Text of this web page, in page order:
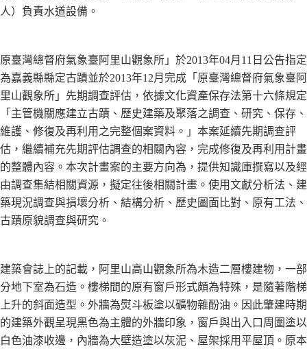
人）負責水道設備。
原臺灣總督府氣象臺阿里山觀象所」於2013年04月11日公告指定
為嘉義縣縣定古蹟並於2013年12月完成「原臺灣總督府氣象臺阿
里山觀象所」先期調查評估，依據文化資產保存法第十六條規定
「主管機關應建立古蹟、歷史建築及聚落之調查、研究、保存、
維護、修復及再利用之完整個案資料。」本案延續先期調查評
估，繼續補充先期評估調查的相關內容，完成修復及再利用計畫
的整體內容。本次計畫案的主要方向為，提供知識庫撰寫以及經
由調查集結相關資源，擬定往後相關計畫。使用文獻分析法、建
築現況調查與損壞分析、結構分析、歷史圖面比對、原有工法、
古蹟原貌調查與研究。
建築會誌上的記載，阿里山高山觀象所為木造二層樓建物，一部
分地下室為石造。樓梯間的原有窗戶形式頗為特殊，是隨著階梯
上升的斜面造型。外牆為熨斗板塗以礦物雜酚油。因此肇建時期
的建築外觀呈現黑色為主體的外牆印象，窗戶與出入口周圍塗以
白色油漆收邊，內牆為大壁造塗以灰泥、屋架採用平屋頂。原本